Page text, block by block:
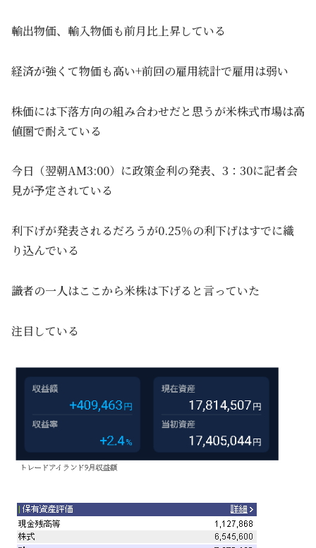
輸出物価、輸入物価も前月比上昇している
経済が強くて物価も高い+前回の雇用統計で雇用は弱い
株価には下落方向の組み合わせだと思うが米株式市場は高
値圏で耐えている
今日（翌朝AM3:00）に政策金利の発表、3：30に記者会
見が予定されている
利下げが発表されるだろうが0.25％の利下げはすでに織
り込んでいる
識者の一人はここから米株は下げると言っていた
注目している